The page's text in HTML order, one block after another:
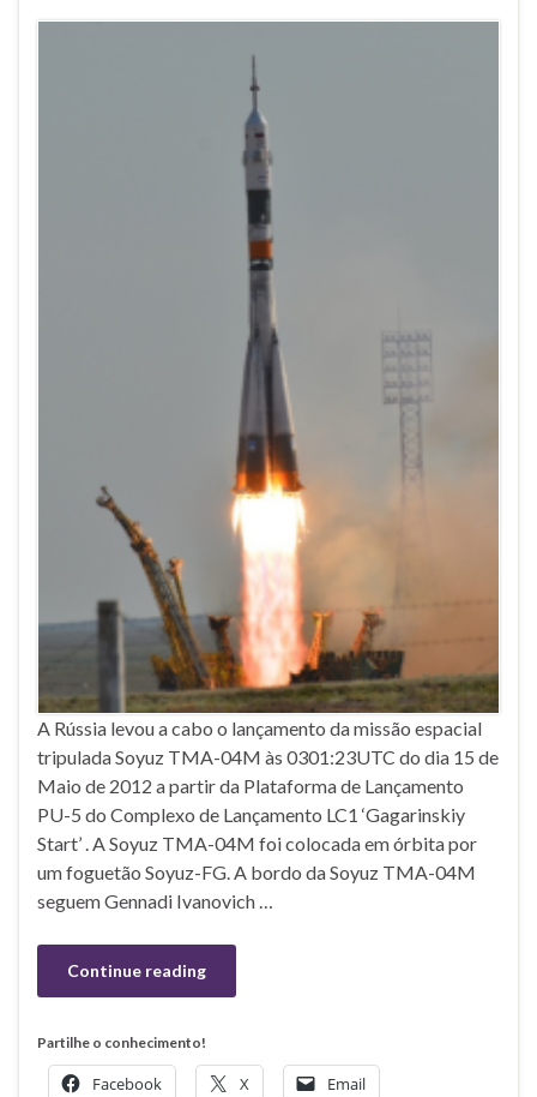
A Rússia levou a cabo o lançamento da missão espacial
tripulada Soyuz TMA-04M às 0301:23UTC do dia 15 de
Maio de 2012 a partir da Plataforma de Lançamento
PU-5 do Complexo de Lançamento LC1 ‘Gagarinskiy
Start’ . A Soyuz TMA-04M foi colocada em órbita por
um foguetão Soyuz-FG. A bordo da Soyuz TMA-04M
seguem Gennadi Ivanovich …
Continue reading
Partilhe o conhecimento!
Facebook X Email